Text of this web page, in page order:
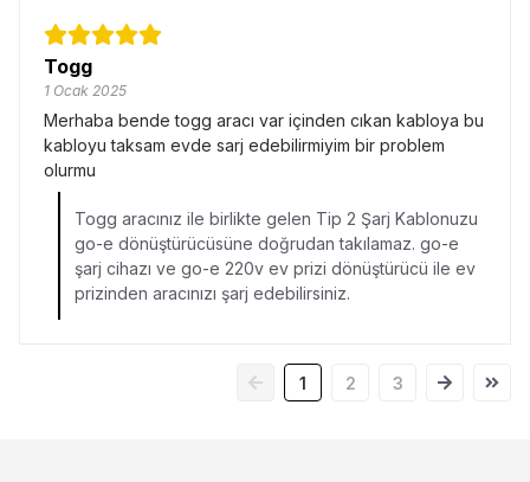
Togg
1 Ocak 2025
Merhaba bende togg aracı var içinden cıkan kabloya bu
kabloyu taksam evde sarj edebilirmiyim bir problem
olurmu
Togg aracınız ile birlikte gelen Tip 2 Şarj Kablonuzu
go-e dönüştürücüsüne doğrudan takılamaz. go-e
şarj cihazı ve go-e 220v ev prizi dönüştürücü ile ev
prizinden aracınızı şarj edebilirsiniz.
1 2 3